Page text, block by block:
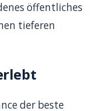
öffentliches
tieferen
der beste